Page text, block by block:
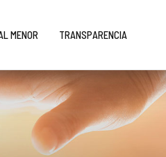
MENOR TRANSPARENCIA